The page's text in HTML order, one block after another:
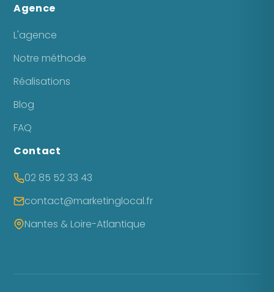
Agence
L'agence
Notre méthode
Réalisations
Blog
FAQ
Contact
02 85 52 33 43
contact@marketinglocal.fr
Nantes & Loire-Atlantique